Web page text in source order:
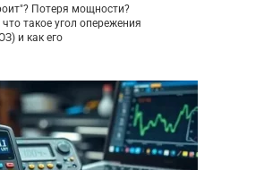
Потеря мощности?
такое угол опережения
и как его